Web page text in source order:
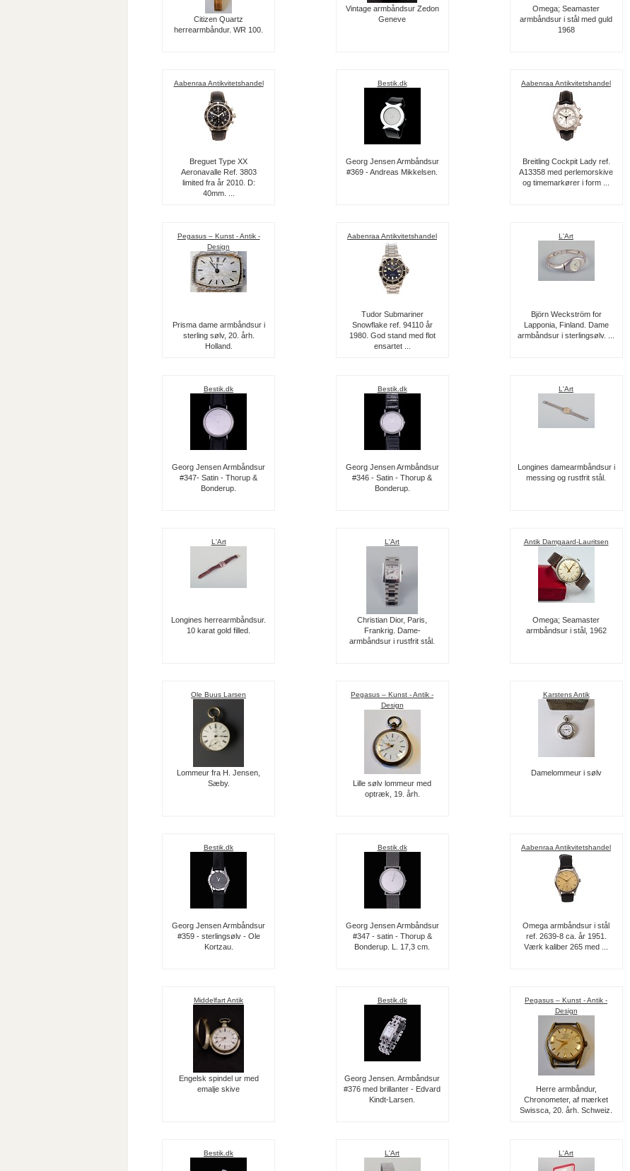
Citizen Quartz
herrearmbåndur. WR 100.
Vintage armbåndsur Zedon
Geneve
Omega; Seamaster
armbåndsur i stål med guld
1968
Aabenraa Antikvitetshandel
Breguet Type XX
Aeronavalle Ref. 3803
limited fra år 2010. D:
40mm. ...
Bestik.dk
Georg Jensen Armbåndsur
#369 - Andreas Mikkelsen.
Aabenraa Antikvitetshandel
Breitling Cockpit Lady ref.
A13358 med perlemorskive
og timemarkører i form ...
Pegasus – Kunst - Antik -
Design
Prisma dame armbåndsur i
sterling sølv, 20. årh.
Holland.
Aabenraa Antikvitetshandel
Tudor Submariner
Snowflake ref. 94110 år
1980. God stand med flot
ensartet ...
L'Art
Björn Weckström for
Lapponia, Finland. Dame
armbåndsur i sterlingsølv. ...
Bestik.dk
Georg Jensen Armbåndsur
#347- Satin - Thorup &
Bonderup.
Bestik.dk
Georg Jensen Armbåndsur
#346 - Satin - Thorup &
Bonderup.
L'Art
Longines damearmbåndsur i
messing og rustfrit stål.
L'Art
Longines herrearmbåndsur.
10 karat gold filled.
L'Art
Christian Dior, Paris,
Frankrig. Dame-
armbåndsur i rustfrit stål.
Antik Damgaard-Lauritsen
Omega; Seamaster
armbåndsur i stål, 1962
Ole Buus Larsen
Lommeur fra H. Jensen,
Sæby.
Pegasus – Kunst - Antik -
Design
Lille sølv lommeur med
optræk, 19. årh.
Karstens Antik
Damelommeur i sølv
Bestik.dk
Georg Jensen Armbåndsur
#359 - sterlingsølv - Ole
Kortzau.
Bestik.dk
Georg Jensen Armbåndsur
#347 - satin - Thorup &
Bonderup. L. 17,3 cm.
Aabenraa Antikvitetshandel
Omega armbåndsur i stål
ref. 2639-8 ca. år 1951.
Værk kaliber 265 med ...
Middelfart Antik
Engelsk spindel ur med
emalje skive
Bestik.dk
Georg Jensen. Armbåndsur
#376 med brillanter - Edvard
Kindt-Larsen.
Pegasus – Kunst - Antik -
Design
Herre armbåndur,
Chronometer, af mærket
Swissca, 20. årh. Schweiz.
Bestik.dk L'Art L'Art